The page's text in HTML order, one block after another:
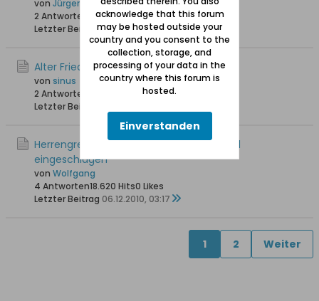
von Jürgen Albrecht
2 Antworten
19.536 Hits0 Likes
Letzter Beitrag26.07.2011, 19:10
Alter Friedhof Herrengrebin
von sinus
2 Antworten
0 Likes
Letzter Beitrag
Herrengrebin 1657: Mit der Axt die Schädel
eingeschlagen
von Wolfgang
4 Antworten18.620 Hits0 Likes
Letzter Beitrag 06.12.2010, 03:17
1 2 Weiter
acknowledge that this forum
may be hosted outside your
country and you consent to the
collection, storage, and
processing of your data in the
country where this forum is
hosted.
Einverstanden